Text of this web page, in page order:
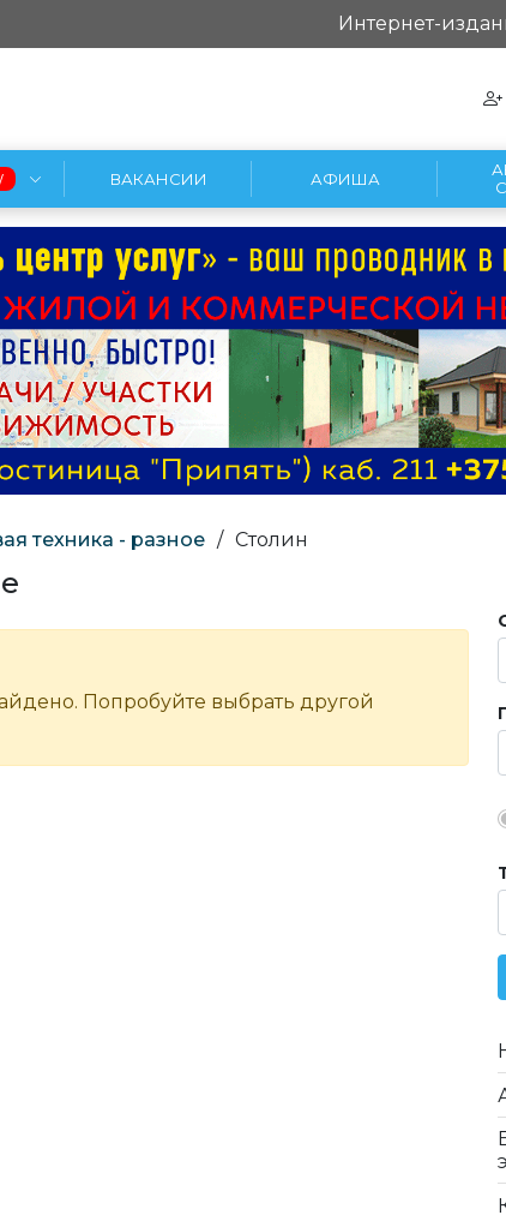
Интернет-
ВАКАНСИИ АФИША
техника - разное / Столин
Попробуйте выбрать другой